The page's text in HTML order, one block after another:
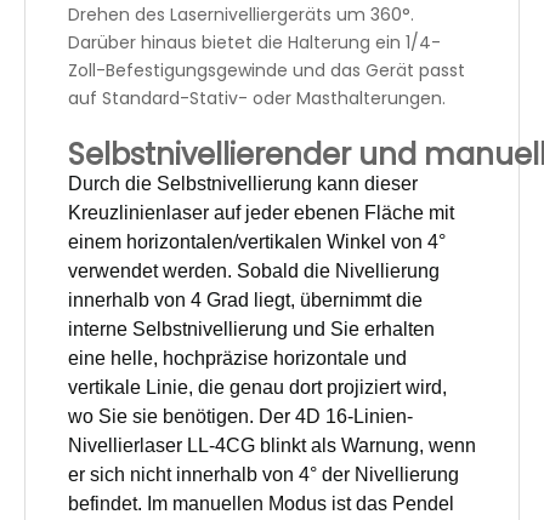
Drehen des Lasernivelliergeräts um 360°.
Darüber hinaus bietet die Halterung ein 1/4-
Zoll-Befestigungsgewinde und das Gerät passt
auf Standard-Stativ- oder Masthalterungen.
Selbstnivellierender und
Durch die Selbstnivellierung kann dieser
Kreuzlinienlaser auf jeder ebenen Fläche mit
einem horizontalen/vertikalen Winkel von 4°
verwendet werden. Sobald die Nivellierung
innerhalb von 4 Grad liegt, übernimmt die
interne Selbstnivellierung und Sie erhalten
eine helle, hochpräzise horizontale und
vertikale Linie, die genau dort projiziert wird,
wo Sie sie benötigen. Der 4D 16-Linien-
Nivellierlaser LL-4CG blinkt als Warnung, wenn
er sich nicht innerhalb von 4° der Nivellierung
befindet. Im manuellen Modus ist das Pendel